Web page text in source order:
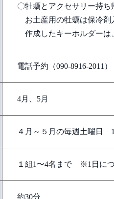
〇牡蠣とアクセサリー持ち
お土産用の牡蠣は保冷剤
作成したキーホルダーは
電話予約（090-8916-2011）
4月、5月
４月～５月の毎週土曜日
１組1〜4名まで ※1日に
約30分